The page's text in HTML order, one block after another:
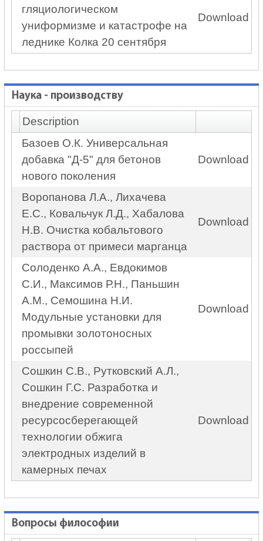
гляциологическом
униформизме и катастрофе на
леднике Колка 20 сентября
Download
Наука - производству
Description
Базоев О.К. Универсальная
добавка "Д-5" для бетонов
нового поколения
Download
Воропанова Л.А., Лихачева
Е.С., Ковальчук Л.Д., Хабалова
Н.В. Очистка кобальтового
раствора от примеси марганца
Download
Солоденко А.А., Евдокимов
С.И., Максимов Р.Н., Паньшин
А.М., Семошина Н.И.
Модульные установки для
промывки золотоносных
россыпей
Download
Сошкин С.В., Рутковский А.Л.,
Сошкин Г.С. Разработка и
внедрение современной
ресурсосберегающей
технологии обжига
электродных изделий в
камерных печах
Download
Вопросы философии